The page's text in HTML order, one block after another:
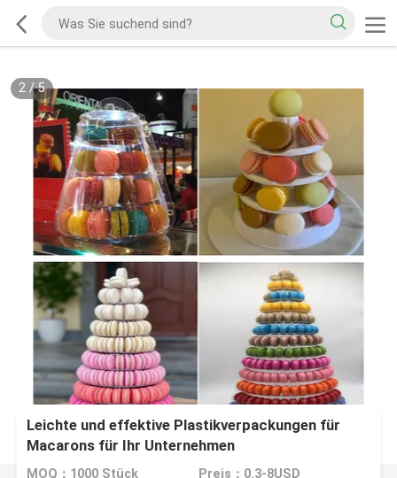
2/5
Leichte und effektive Plastikverpackungen für
Macarons für Ihr Unternehmen
MOQ：1000 Stück Preis：0.3-8USD